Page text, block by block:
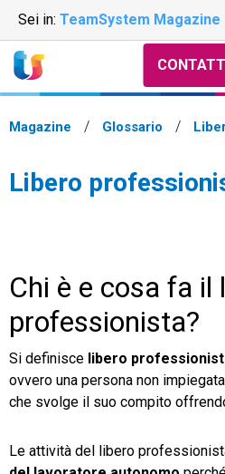
Sei in: TeamSystem Magazine
Magazine Glossario
Libero
Chi è e cosa fa il
professionista?
Si definisce libero
ovvero una persona non
che svolge il suo compito
Le attività del libero